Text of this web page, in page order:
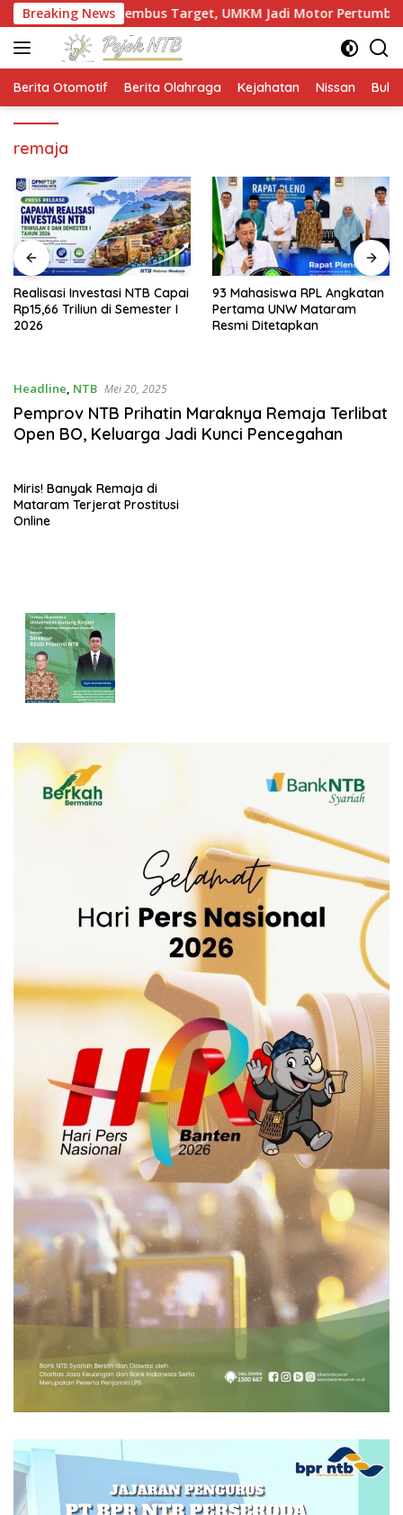
Langsung
ke
konten
Breaking News
Tembus Target, UMKM Jadi Motor Pertumbuhan
Berita Otomotif Berita Olahraga Kejahatan Nissan
remaja
93 Mahasiswa RPL Angkatan
Pertama UNW Mataram
Resmi Ditetapkan
Ekonomi NTB Tumbuh 7,41
Persen, Kemiskinan dan
Pengangguran Turun
Headline, NTB Mei 20, 2025
Pemprov NTB Prihatin Maraknya Remaja Terlibat
Open BO, Keluarga Jadi Kunci Pencegahan
Miris! Banyak Remaja di
Mataram Terjerat Prostitusi
Online